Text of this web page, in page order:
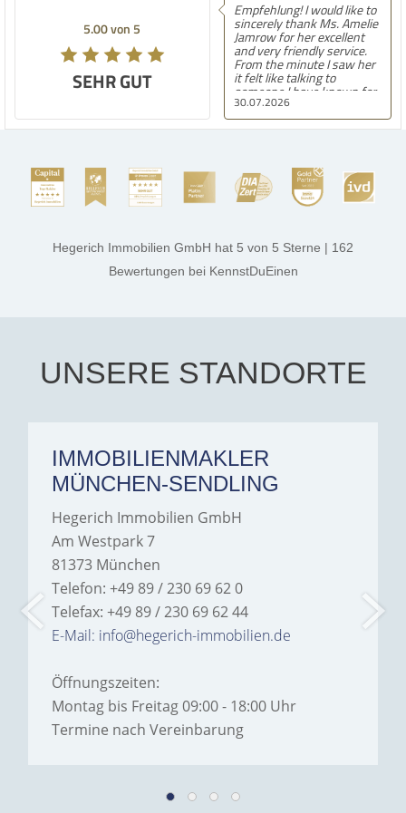
5.00 von 5
SEHR GUT
30.07.2026
Empfehlung! I would like to
sincerely thank Ms. Amelie
Jamrow for her excellent
and very friendly service.
From the minute I saw her
it felt like talking to
someone I have known for
a long time. She was so
kind to me and my family.
The only thing I can say is
kept in touch with us
always kept us updated and
made sure we were
amazing at what she does
very confident, smart and
kind. Best of luck to her in
all her endeavors. Thank
Hegerich Immobilien GmbH hat 5 von 5 Sterne | 162
Bewertungen bei KennstDuEinen
UNSERE STANDORTE
IMMOBILIENMAKLER
MÜNCHEN-SENDLING
Hegerich Immobilien GmbH
Am Westpark 7
81373 München
Telefon: +49 89 / 230 69 62 0
Telefax: +49 89 / 230 69 62 44
E-Mail: info@hegerich-immobilien.de
Öffnungszeiten:
Montag bis Freitag 09:00 - 18:00 Uhr
Termine nach Vereinbarung